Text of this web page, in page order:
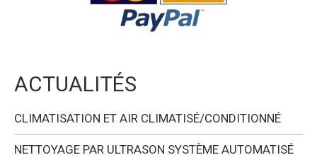
ACTUALITÉS
CLIMATISATION ET AIR CLIMATISÉ/CONDITIONNÉ
NETTOYAGE PAR ULTRASON SYSTÈME AUTOMATISÉ